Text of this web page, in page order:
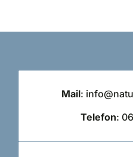
Mail:
Telefon: